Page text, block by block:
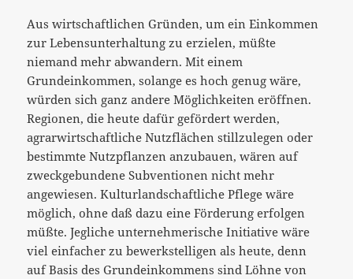
Aus wirtschaftlichen Gründen, um ein Einkommen
zur Lebensunterhaltung zu erzielen, müßte
niemand mehr abwandern. Mit einem
Grundeinkommen, solange es hoch genug wäre,
würden sich ganz andere Möglichkeiten eröffnen.
Regionen, die heute dafür gefördert werden,
agrarwirtschaftliche Nutzflächen stillzulegen oder
bestimmte Nutzpflanzen anzubauen, wären auf
zweckgebundene Subventionen nicht mehr
angewiesen. Kulturlandschaftliche Pflege wäre
möglich, ohne daß dazu eine Förderung erfolgen
müßte. Jegliche unternehmerische Initiative wäre
viel einfacher zu bewerkstelligen als heute, denn
auf Basis des Grundeinkommens sind Löhne von